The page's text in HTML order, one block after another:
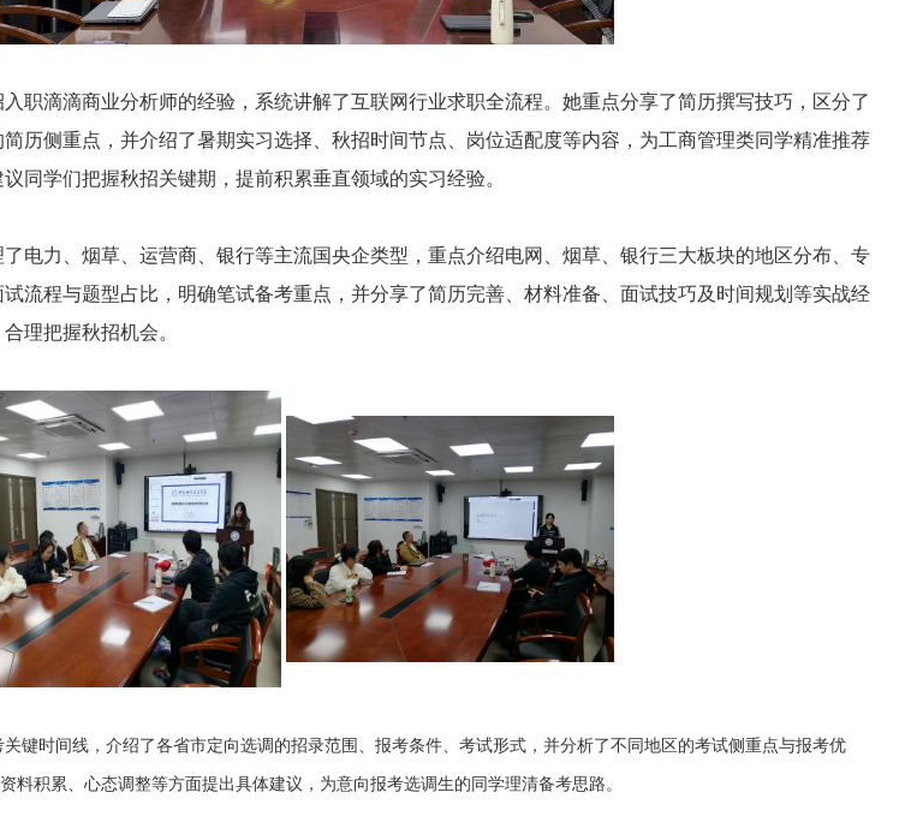
职滴滴商业分析师的经验，系统讲解了互联网行业求职全流程。她重点分享了简历撰写技巧，区分了
历侧重点，并介绍了暑期实习选择、秋招时间节点、岗位适配度等内容，为工商管理类同学精准推荐
同学们把握秋招关键期，提前积累垂直领域的实习经验。
电力、烟草、运营商、银行等主流国央企类型，重点介绍电网、烟草、银行三大板块的地区分布、专
流程与题型占比，明确笔试备考重点，并分享了简历完善、材料准备、面试技巧及时间规划等实战经
理把握秋招机会。
键时间线，介绍了各省市定向选调的招录范围、报考条件、考试形式，并分析了不同地区的考试侧重点与报考优
料积累、心态调整等方面提出具体建议，为意向报考选调生的同学理清备考思路。